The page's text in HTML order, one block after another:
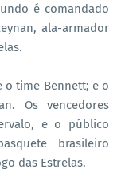
é comandado
ala-armador
o time Bennett; e o
Os vencedores
e o público
brasileiro
das Estrelas.